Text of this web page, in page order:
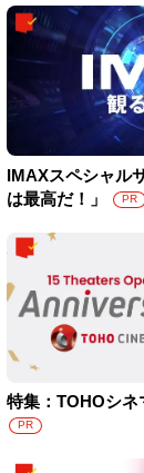
IMAXスペシャル
は最高だ！」
PR
特集：TOHOシネ
PR